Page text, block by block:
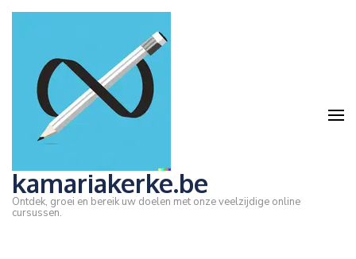
Ga
Enter)
kamariakerke.be
Ontdek, groei en bereik uw doelen met onze veelzijdige online
cursussen.